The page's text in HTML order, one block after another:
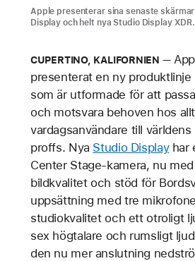
Apple presenterar sina senaste
Display och helt nya Studio Display XDR.
CUPERTINO, KALIFORNIEN
presenterat en ny produktlinje
som är utformade för att
och motsvara behoven hos
vardagsanvändare till
proffs. Nya Studio Displayhar
Center Stage-kamera, nu
bildkvalitet och stöd för
uppsättning med tre
studiokvalitet och ett otroligt
sex högtalare och rumsligt
den nu mer anslutning